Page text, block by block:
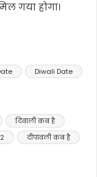
गया होगा।
Diwali Date
दिवाली कब है
दीपावली कब है